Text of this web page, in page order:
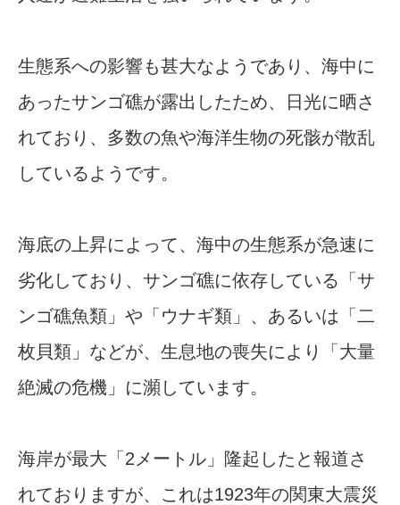
生態系への影響も甚大なようであり、海中に
あったサンゴ礁が露出したため、日光に晒さ
れており、多数の魚や海洋生物の死骸が散乱
しているようです。
海底の上昇によって、海中の生態系が急速に
劣化しており、サンゴ礁に依存している「サ
ンゴ礁魚類」や「ウナギ類」、あるいは「二
枚貝類」などが、生息地の喪失により「大量
絶滅の危機」に瀕しています。
海岸が最大「2メートル」隆起したと報道さ
れておりますが、これは1923年の関東大震災